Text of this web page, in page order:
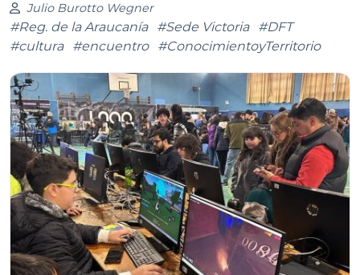
Julio Burotto Wegner
#Reg. de la Araucanía #Sede Victoria
#DFT
#cultura
#encuentro #ConocimientoyTerritorio